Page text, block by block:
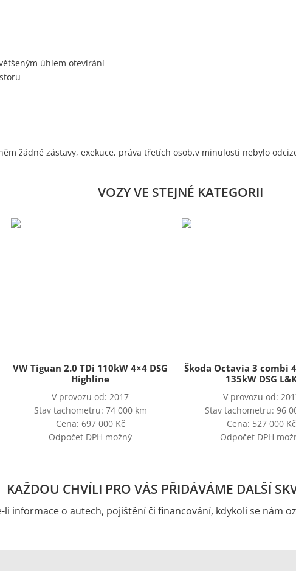
úhlem otevírání
žádné zástavy, exekuce, práva třetích osob,v minulosti nebylo
VOZY VE STEJNÉ KATEGORII
VW Tiguan 2.0 TDi 110kW 4×4 DSG
Highline
V provozu od: 2017
Stav tachometru: 74 000 km
Cena: 697 000 Kč
Odpočet DPH možný
Škoda Octavia 3 combi
135kW DSG
V provozu od:
Stav tachometru: 96
Cena: 527 000 Kč
Odpočet DPH
KAŽDOU CHVÍLI PRO VÁS PŘIDÁVÁME DALŠÍ
li informace o autech, pojištění či financování, kdykoli se nám